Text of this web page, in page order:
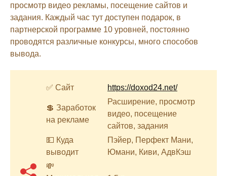
просмотр видео рекламы, посещение сайтов и
задания. Каждый час тут доступен подарок, в
партнерской программе 10 уровней, постоянно
проводятся различные конкурсы, много способов
вывода.
✅ Сайт https://doxod24.net/
💲 Заработок
на рекламе
Расширение, просмотр
видео, посещение
сайтов, задания
💵 Куда
выводит
Пэйер, Перфект Мани,
Юмани, Киви, АдвКэш
💸